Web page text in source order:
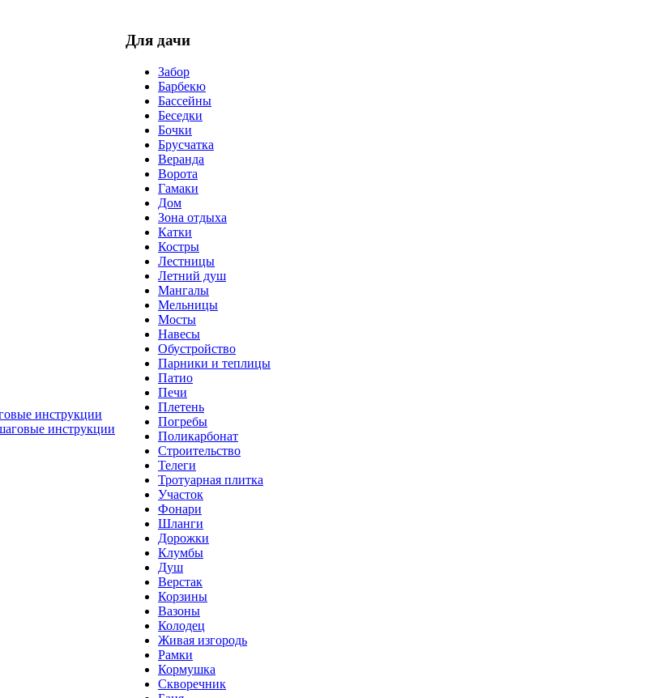
инструкции
Для дачи
Забор
Барбекю
Бассейны
Беседки
Бочки
Брусчатка
Веранда
Ворота
Гамаки
Дом
Зона отдыха
Катки
Костры
Лестницы
Летний душ
Мангалы
Мельницы
Мосты
Навесы
Обустройство
Парники и теплицы
Патио
Печи
Плетень
Погребы
Поликарбонат
Строительство
Телеги
Тротуарная плитка
Участок
Фонари
Шланги
Дорожки
Клумбы
Душ
Верстак
Корзины
Вазоны
Колодец
Живая изгородь
Рамки
Кормушка
Скворечник